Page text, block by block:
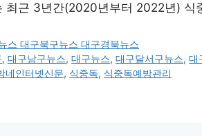
근 3년간(2020년부터 2022년) 식
스 대구북구뉴스 대구경북뉴스
,대구남구뉴스,대구뉴스,대구달서구뉴스,대
네인터넷신문, 식중독, 식중독예방관리